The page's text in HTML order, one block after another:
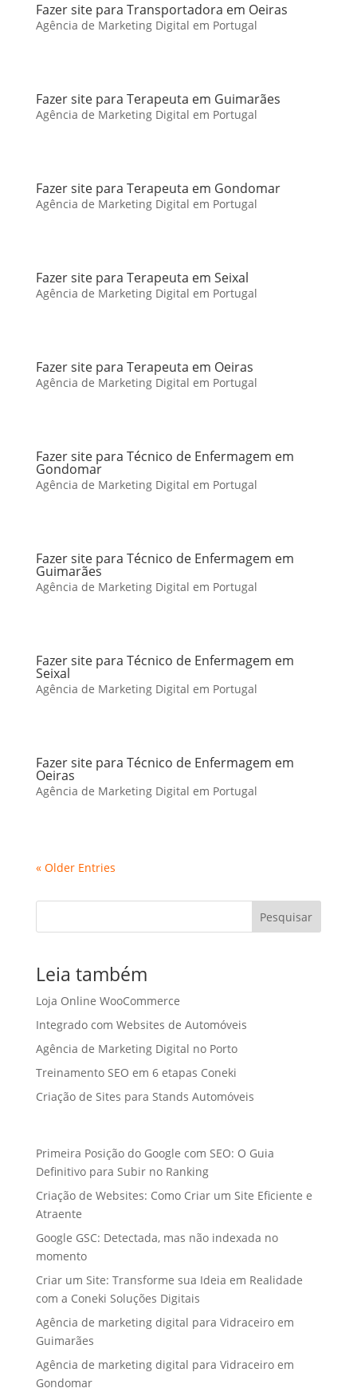
Fazer site para Transportadora em Oeiras
Agência de Marketing Digital em Portugal
Fazer site para Terapeuta em Guimarães
Agência de Marketing Digital em Portugal
Fazer site para Terapeuta em Gondomar
Agência de Marketing Digital em Portugal
Fazer site para Terapeuta em Seixal
Agência de Marketing Digital em Portugal
Fazer site para Terapeuta em Oeiras
Agência de Marketing Digital em Portugal
Fazer site para Técnico de Enfermagem em
Gondomar
Agência de Marketing Digital em Portugal
Fazer site para Técnico de Enfermagem em
Guimarães
Agência de Marketing Digital em Portugal
Fazer site para Técnico de Enfermagem em
Seixal
Agência de Marketing Digital em Portugal
Fazer site para Técnico de Enfermagem em
Oeiras
Agência de Marketing Digital em Portugal
« Older Entries
Pesquisar
Leia também
Loja Online WooCommerce
Integrado com Websites de Automóveis
Agência de Marketing Digital no Porto
Treinamento SEO em 6 etapas Coneki
Criação de Sites para Stands Automóveis
Primeira Posição do Google com SEO: O Guia
Definitivo para Subir no Ranking
Criação de Websites: Como Criar um Site Eficiente e
Atraente
Google GSC: Detectada, mas não indexada no
momento
Criar um Site: Transforme sua Ideia em Realidade
com a Coneki Soluções Digitais
Agência de marketing digital para Vidraceiro em
Guimarães
Agência de marketing digital para Vidraceiro em
Gondomar